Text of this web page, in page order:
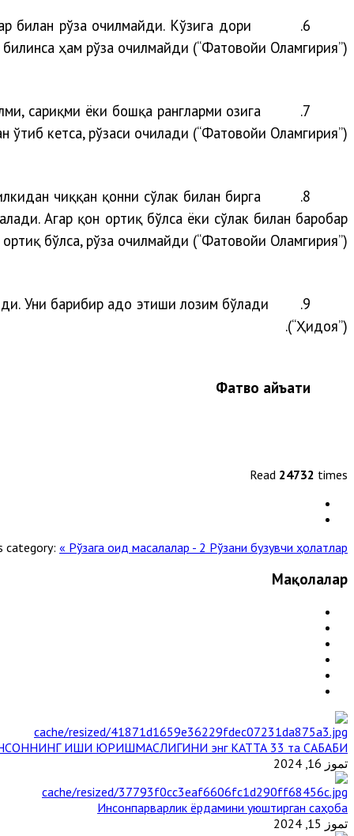
6.
билан рўза очилмайди. Кўзига дори
ҳам рўза очилмайди (“Фатовойи Оламгирия”).
7.
сариқми ёки бошқа рангларми оғзига
ўтиб кетса, рўзаси очилади (“Фатовойи Оламгирия”).
8.
чиққан қонни сўлак билан бирга
Агар қон ортиқ бўлса ёки сўлак билан баробар
бўлса, рўза очилмайди (“Фатовойи Оламгирия”).
9.
Уни барибир адо этиши лозим бўлади
(“Ҳидоя”).
Фатво ҳайъати
Read 24732 times
category: « Рўзага оид масалалар - 2 Рўзани бузувчи ҳолатлар »
Мақолалар
ИШИ ЮРИШМАСЛИГИНИ энг КАТТА 33 та САБАБИ
تموز 16, 2024
Инсонпарварлик ёрдамини уюштирган саҳоба
تموز 15, 2024